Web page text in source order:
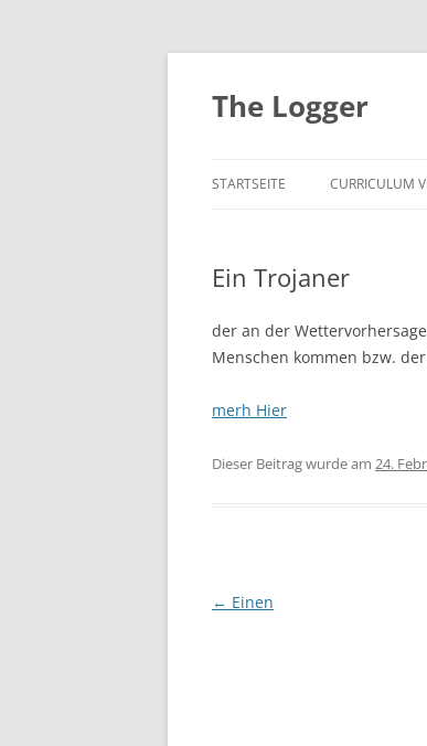
Zum
springen
The Logger
STARTSEITE CURRICULUM
Ein Trojaner
der an der
Menschen kommen bzw.
merh Hier
Dieser Beitrag wurde am 24.
Beitragsnavigation
← Einen